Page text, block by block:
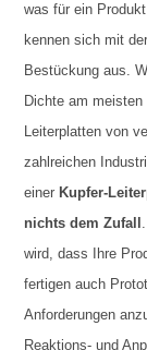
was für ein
kennen sich mit
Bestückung aus.
Dichte am
Leiterplatten von
zahlreichen
einer Kupfer-
nichts dem Zufall
wird, dass Ihre
fertigen auch
Anforderungen
Reaktions- und